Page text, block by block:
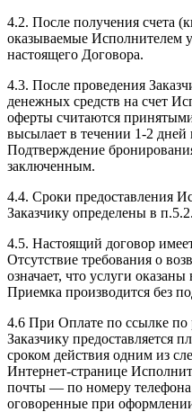
4.2. После получения счета
оказываемые Исполнителем
настоящего Договора.
4.3. После проведения
денежных средств на счет
оферты считаются
высылает в течении 1-2 дней
Подтверждение
заключенным.
4.4. Сроки предоставления
Заказчику определены в
4.5. Настоящий договор
Отсутствие требования о
означает, что услуги
Приемка производится без
4.6 При Оплате по ссылке по
Заказчику предоставляется
сроком действия одним из
Интернет-странице
почты — по номеру
оговоренные при